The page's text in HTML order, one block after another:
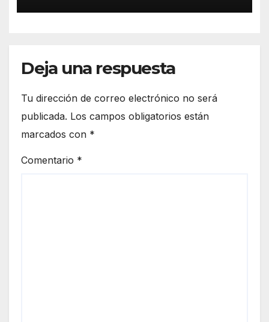
Deja una respuesta
Tu dirección de correo electrónico no será
publicada. Los campos obligatorios están
marcados con *
Comentario *